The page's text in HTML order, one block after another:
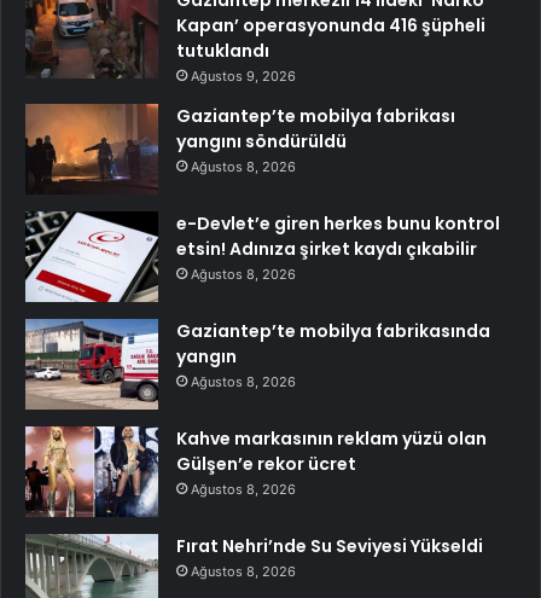
Kapan’ operasyonunda 416 şüpheli
tutuklandı
Ağustos 9, 2026
Gaziantep’te mobilya fabrikası
yangını söndürüldü
Ağustos 8, 2026
e-Devlet’e giren herkes bunu kontrol
etsin! Adınıza şirket kaydı çıkabilir
Ağustos 8, 2026
Gaziantep’te mobilya fabrikasında
yangın
Ağustos 8, 2026
Kahve markasının reklam yüzü olan
Gülşen’e rekor ücret
Ağustos 8, 2026
Fırat Nehri’nde Su Seviyesi Yükseldi
Ağustos 8, 2026